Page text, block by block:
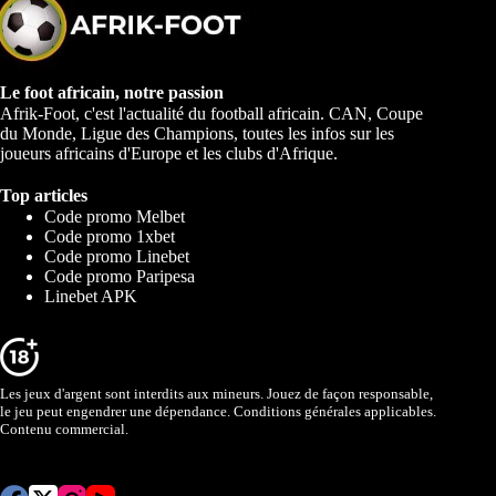
Le foot africain, notre passion
Afrik-Foot, c'est l'actualité du football africain. CAN, Coupe
du Monde, Ligue des Champions, toutes les infos sur les
joueurs africains d'Europe et les clubs d'Afrique.
Top articles
Code promo Melbet
Code promo 1xbet
Code promo Linebet
Code promo Paripesa
Linebet APK
Les jeux d'argent sont interdits aux mineurs. Jouez de façon responsable,
le jeu peut engendrer une dépendance. Conditions générales applicables.
Contenu commercial.